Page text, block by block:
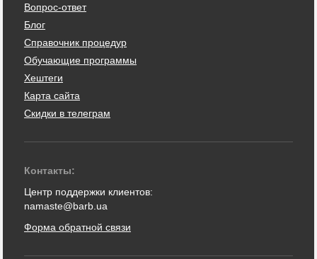
Вопрос-ответ
Блог
Справочник процедур
Обучающие программы
Хештеги
Карта сайта
Скидки в телеграм
Контакты:
Центр поддержки клиентов:
namaste@barb.ua
Форма обратной связи